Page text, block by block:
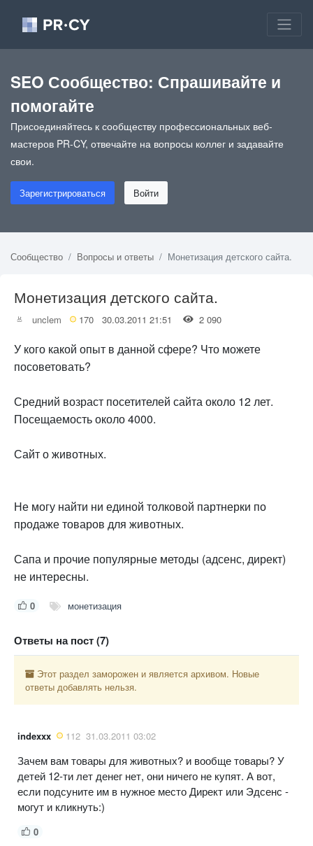
SEO Сообщество: Спрашивайте и
помогайте
Присоединяйтесь к сообществу профессиональных веб-
мастеров PR-CY, отвечайте на вопросы коллег и задавайте
свои.
Зарегистрироваться Войти
Сообщество Вопросы и ответы Монетизация детского сайта.
Монетизация детского сайта.
unclem 170 30.03.2011 21:51 2 090
У кого какой опыт в данной сфере? Что можете
посоветовать?
Средний возраст посетителей сайта около 12 лет.
Посещаемость около 4000.
Сайт о животных.
Не могу найти ни единой толковой партнерки по
продаже товаров для животных.
Сапа и прочие популярные методы (адсенс, директ)
не интересны.
0 монетизация
Ответы на пост (7)
Этот раздел заморожен и является архивом. Новые
ответы добавлять нельзя.
indexxx 112 31.03.2011 03:02
Зачем вам товары для животных? и вообще товары? У
детей 12-ти лет денег нет, они ничего не купят. А вот,
если подсуните им в нужное место Директ или Эдсенс -
могут и кликнуть:)
0